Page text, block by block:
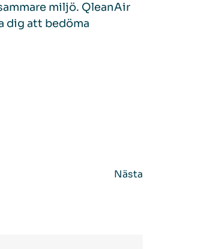
miljö. QleanAir
dig att bedöma
Nästa